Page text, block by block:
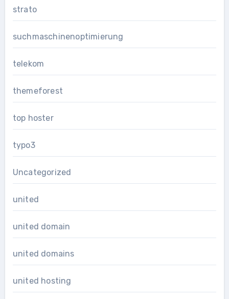
strato
suchmaschinenoptimierung
telekom
themeforest
top hoster
typo3
Uncategorized
united
united domain
united domains
united hosting